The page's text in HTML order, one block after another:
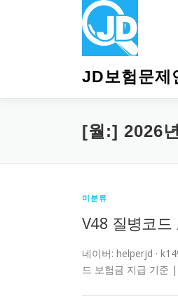
JD보험문제
[월:] 2026
미분류
V48 질병코
네이버: helperjd ·
드 보험금 지급 기준